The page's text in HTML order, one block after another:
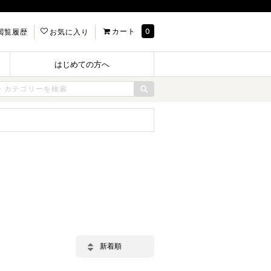
覧履歴 お気に入り カート 0
はじめての方へ